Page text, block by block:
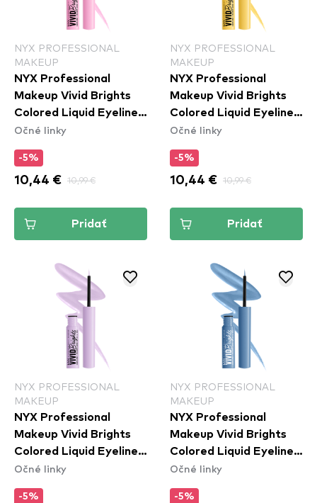
NYX PROFESSIONAL
MAKEUP
NYX Professional
Makeup Vivid Brights
Colored Liquid Eyeliner
- Sneaky Pink (VBLL09)
Očné linky
-5%
10,44 € 10,99 €
Pridať
NYX PROFESSIONAL
MAKEUP
NYX Professional
Makeup Vivid Brights
Colored Liquid Eyeliner
- Had Me At Yellow
Očné linky
-5%
10,44 € 10,99 €
Pridať
NYX PROFESSIONAL
MAKEUP
NYX Professional
Makeup Vivid Brights
Colored Liquid Eyeliner
- Lilac Link (VBLL07)
Očné linky
-5%
NYX PROFESSIONAL
MAKEUP
NYX Professional
Makeup Vivid Brights
Colored Liquid Eyeliner
- Cobalt Crush
Očné linky
-5%